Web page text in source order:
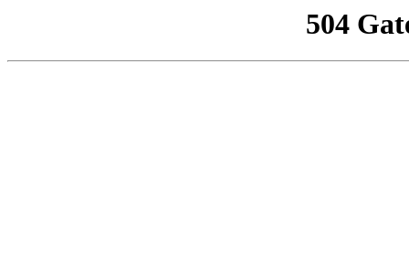
504